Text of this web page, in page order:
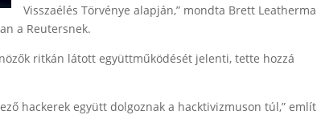
Visszaélés Törvénye alapján,” mondta Brett
a Reutersnek.
ritkán látott együttműködését jelenti, tette hozzá
hackerek együtt dolgoznak a hacktivizmuson túl,”